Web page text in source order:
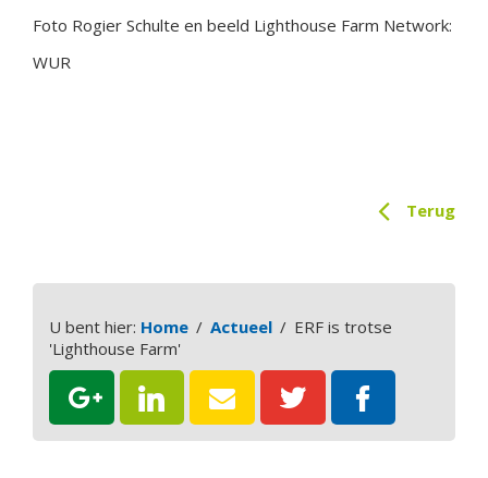
Foto Rogier Schulte en beeld Lighthouse Farm Network:
WUR
Terug
U bent hier: Home Actueel
ERF is trotse
'Lighthouse Farm'